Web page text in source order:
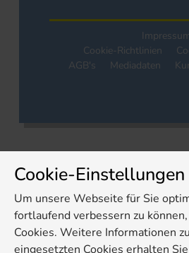
Cookie-Richtlinien
AGB's
Mediadaten
Cookie-Einstellungen
Um unsere Webseite für Sie
fortlaufend verbessern zu
Cookies. Weitere Informationen
eingesetzten Cookies erhalten